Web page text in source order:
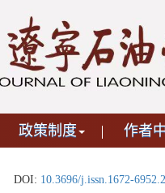
政策制度 作者
DOI: 10.3696/j.issn.1672-